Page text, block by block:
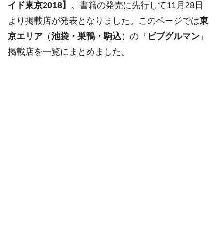
イド東京2018】 。書籍の発売に先行して11月28日
より掲載店が発表となりました。このページでは東
京エリア （池袋・巣鴨・駒込）の『 ビブグルマン』
掲載店を一覧にまとめました。